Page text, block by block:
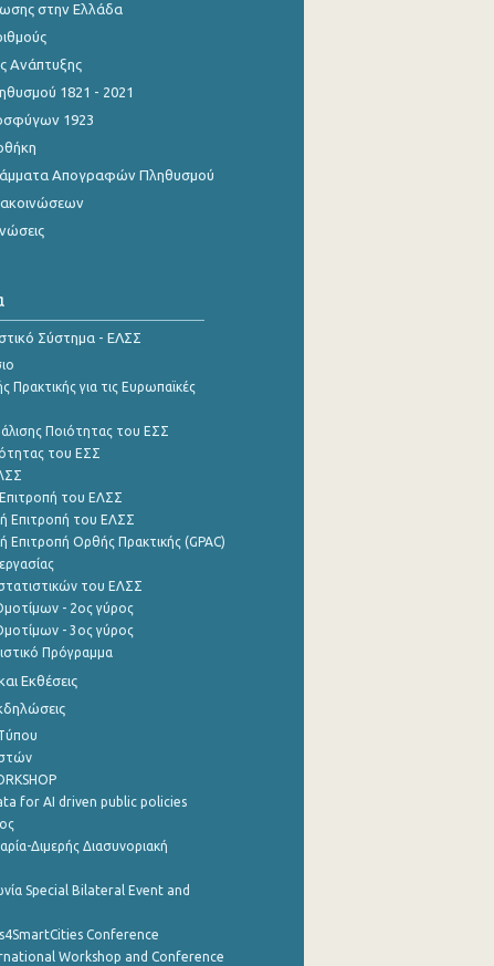
στην Ελλάδα
Ανάπτυξης
1821 - 2021
1923
Απογραφών Πληθυσμού
Σύστημα - ΕΛΣΣ
Πρακτικής για τις Ευρωπαϊκές
Ποιότητας του ΕΣΣ
του ΕΣΣ
Επιτροπή του ΕΛΣΣ
Επιτροπή του ΕΛΣΣ
Επιτροπή Ορθής Πρακτικής (GPAC)
του ΕΛΣΣ
- 2ος γύρος
- 3ος γύρος
Πρόγραμμα
Εκθέσεις
for AI driven public policies
Διμερής Διασυνοριακή
Special Bilateral Event and
Conference
Workshop and Conference